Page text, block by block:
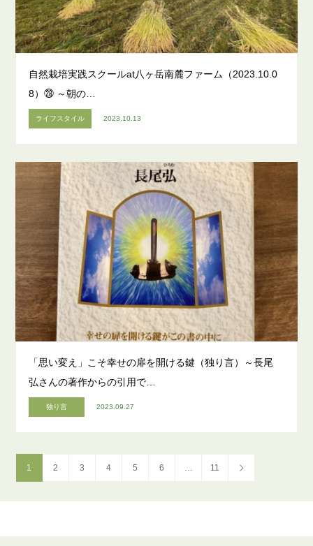
自然栽培実践スクールat八ヶ岳南麓ファーム（2023.10.0
8）㉘ ～朝の…
ライフスタイル 2023.10.13
「思い変え」こそ幸せの扉を開ける鍵（独り言）～長尾
弘さんの著作からの引用で…
独り言 2023.09.27
1 2 3 4 5 6 … 11